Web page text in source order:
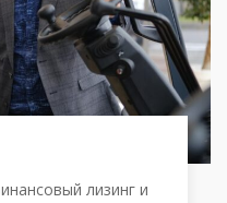
лизинг и